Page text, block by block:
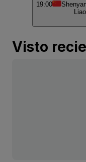
19:00
Visto